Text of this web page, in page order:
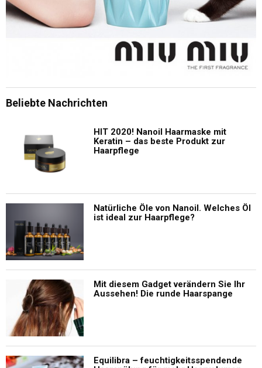
Beliebte Nachrichten
HIT 2020! Nanoil Haarmaske mit
Keratin – das beste Produkt zur
Haarpflege
Natürliche Öle von Nanoil. Welches Öl
ist ideal zur Haarpflege?
Mit diesem Gadget verändern Sie Ihr
Aussehen! Die runde Haarspange
Equilibra – feuchtigkeitsspendende